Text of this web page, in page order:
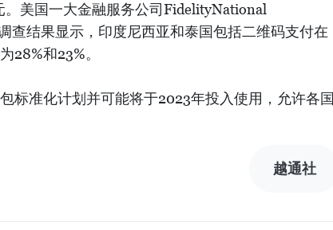
美国一大金融服务公司FidelityNational
查结果显示，印度尼西亚和泰国包括二维码支付在
28%和23%。
标准化计划并可能将于2023年投入使用，允许各国
越通社